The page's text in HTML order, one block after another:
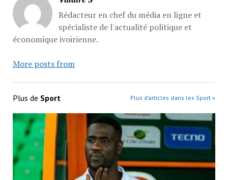
Rédacteur en chef du média en ligne et
spécialiste de l'actualité politique et
économique ivoirienne.
More posts from
Plus de Sport Plus d’articles dans les Sport »